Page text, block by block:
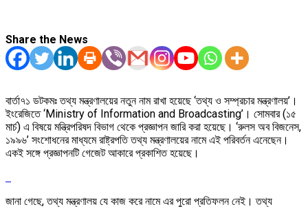
Share the News
বার্তা৭১ ডটকমঃ তথ্য মন্ত্রণালয়ের নতুন নাম রাখা হয়েছে ‘তথ্য ও সম্প্রচার মন্ত্রণালয়’।
ইংরেজিতে ‘Ministry of Information and Broadcasting’। সোমবার (১৫
মার্চ) এ বিষয়ে মন্ত্রিপরিষদ বিভাগ থেকে প্রজ্ঞাপন জারি করা হয়েছে। ‘রুলস অব বিজনেস,
১৯৯৬’ সংশোধনের মাধ্যমে রাষ্ট্রপতি তথ্য মন্ত্রণালয়ের নামে এই পরিবর্তন এনেছেন।
একই সঙ্গে প্রজ্ঞাপনটি গেজেট আকারে প্রকাশিত হয়েছে।
জানা গেছে, তথ্য মন্ত্রণালয় যে কাজ করে নামে এর পুরো প্রতিফলন নেই। তথ্য